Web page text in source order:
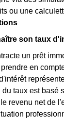
ou une
son taux
un prêt
en
du taux est basé
revenu net de